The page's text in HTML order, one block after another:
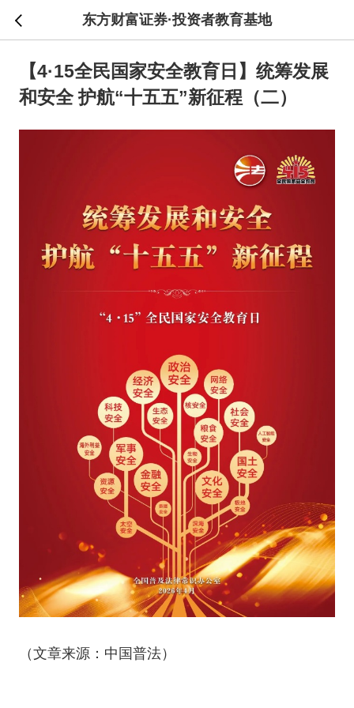
东方财富证券·投资者教育基地
【4·15全民国家安全教育日】统筹发展
和安全 护航“十五五”新征程（二）
（文章来源：中国普法）